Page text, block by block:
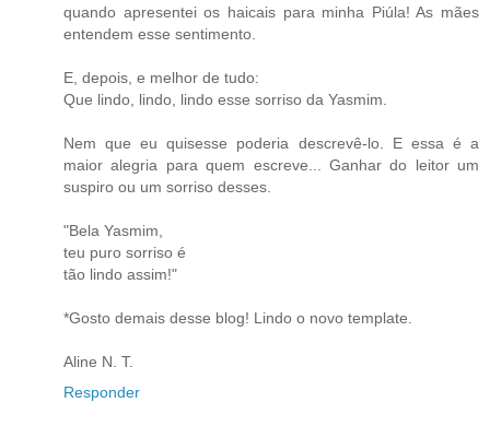
quando apresentei os haicais para minha Piúla! As mães
entendem esse sentimento.
E, depois, e melhor de tudo:
Que lindo, lindo, lindo esse sorriso da Yasmim.
Nem que eu quisesse poderia descrevê-lo. E essa é a
maior alegria para quem escreve... Ganhar do leitor um
suspiro ou um sorriso desses.
"Bela Yasmim,
teu puro sorriso é
tão lindo assim!"
*Gosto demais desse blog! Lindo o novo template.
Aline N. T.
Responder